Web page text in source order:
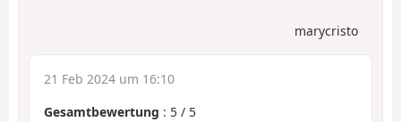
marycristo
21 Feb 2024 um 16:10
Gesamtbewertung : 5 / 5